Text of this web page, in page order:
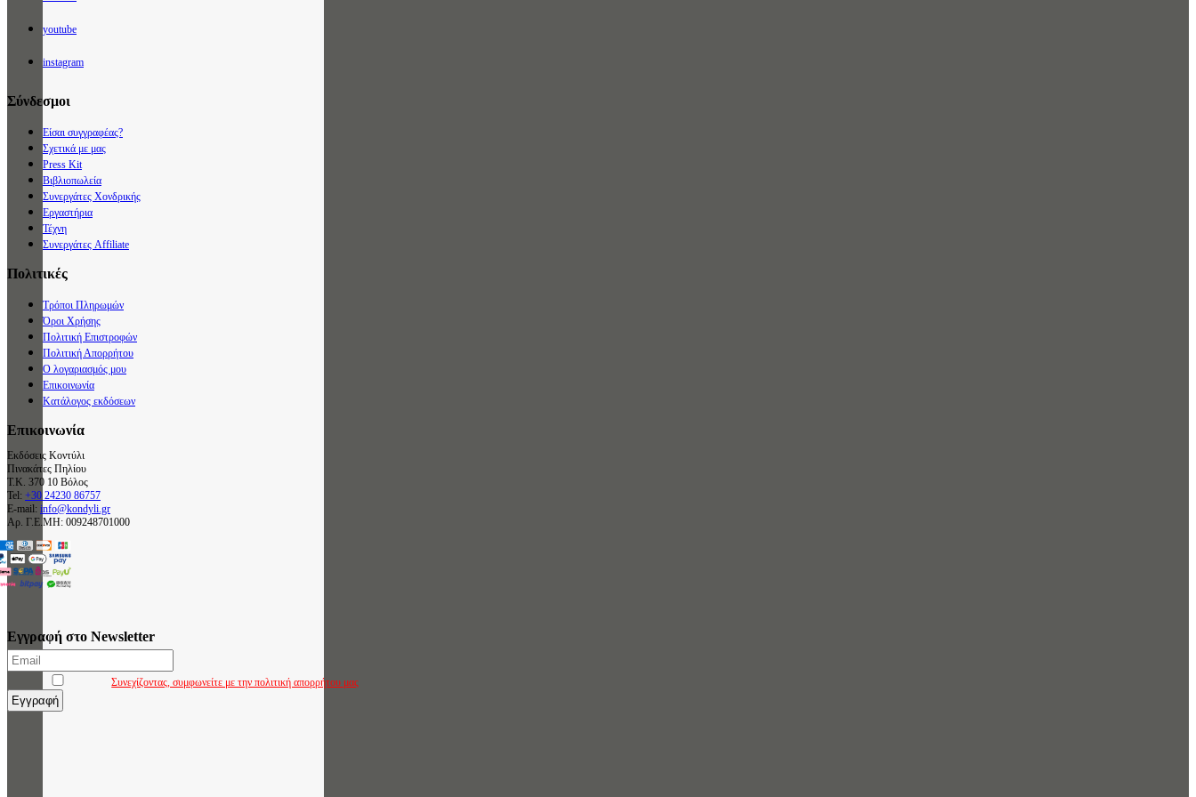
youtube
instagram
Σύνδεσμοι
Είσαι συγγραφέας?
Σχετικά με μας
Press Kit
Βιβλιοπωλεία
Συνεργάτες Χονδρικής
Εργαστήρια
Τέχνη
Συνεργάτες Affiliate
Πολιτικές
Τρόποι Πληρωμών
Όροι Χρήσης
Πολιτική Επιστροφών
Πολιτική Απορρήτου
Ο λογαριασμός μου
Επικοινωνία
Κατάλογος εκδόσεων
Επικοινωνία
Εκδόσεις Κοντύλι
Πινακάτες Πηλίου
Τ.Κ. 370 10 Βόλος
Tel: +30 24230 86757
E-mail: info@kondyli.gr
Αρ. Γ.Ε.ΜΗ: 009248701000
Εγγραφή στο Newsletter
Συνεχίζοντας, συμφωνείτε με την πολιτική απορρήτου μας